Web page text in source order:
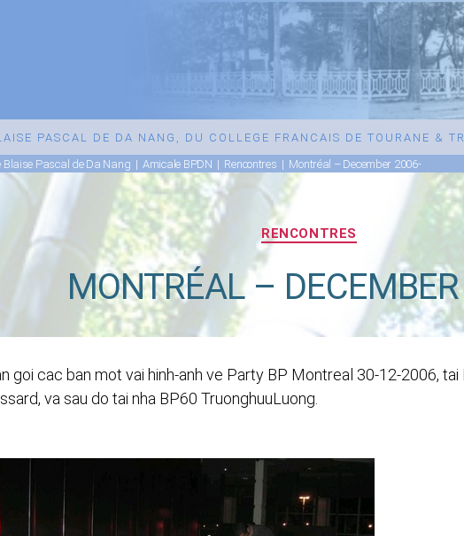
PASCAL DE DA NANG, DU COLLEGE FRANCAIS DE TOURANE &
Blaise Pascal de Da Nang | Amicale BPDN | Rencontres | Montréal – December 2006-
Catégories
RENCONTRES
MONTRÉAL –
goi cac ban mot vai hinh-anh ve Party BP Montreal 30-12-2006,
va sau do tai nha BP60 TruonghuuLuong.